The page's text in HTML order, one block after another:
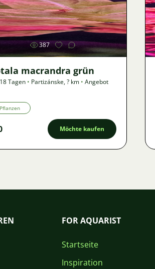
Bild
387
macrandra grün
Tagen • Partizánske,? km • Angebot
Pflanzen
Möchte kaufen
FOR AQUARIST
Startseite
Inspiration